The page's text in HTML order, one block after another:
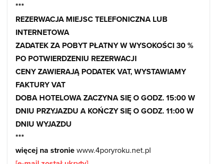
***
REZERWACJA MIEJSC TELEFONICZNA LUB
INTERNETOWA
ZADATEK ZA POBYT PŁATNY W WYSOKOŚCI 30 %
PO POTWIERDZENIU REZERWACJI
CENY ZAWIERAJĄ PODATEK VAT, WYSTAWIAMY
FAKTURY VAT
DOBA HOTELOWA ZACZYNA SIĘ O GODZ. 15:00 W
DNIU PRZYJAZDU A KOŃCZY SIĘ O GODZ. 11:00 W
DNIU WYJAZDU
***
więcej na stroniewww.4poryroku.net.pl